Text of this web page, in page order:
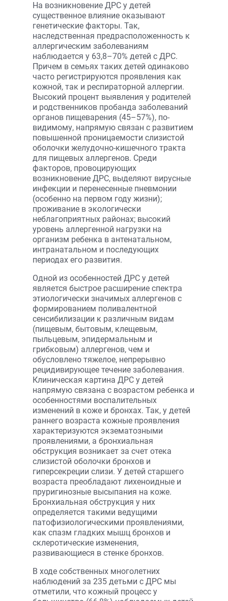
На возникновение ДРС у детей
существенное влияние оказывают
генетические факторы. Так,
наследственная предрасположенность к
аллергическим заболеваниям
наблюдается у 63,8–70% детей с ДРС.
Причем в семьях таких детей одинаково
часто регистрируются проявления как
кожной, так и респираторной аллергии.
Высокий процент выявления у родителей
и родственников пробанда заболеваний
органов пищеварения (45–57%), по-
видимому, напрямую связан с развитием
повышенной проницаемости слизистой
оболочки желудочно-кишечного тракта
для пищевых аллергенов. Среди
факторов, провоцирующих
возникновение ДРС, выделяют вирусные
инфекции и перенесенные пневмонии
(особенно на первом году жизни);
проживание в экологически
неблагоприятных районах; высокий
уровень аллергенной нагрузки на
организм ребенка в антенатальном,
интранатальном и последующих
периодах его развития.
Одной из особенностей ДРС у детей
является быстрое расширение спектра
этиологически значимых аллергенов с
формированием поливалентной
сенсибилизации к различным видам
(пищевым, бытовым, клещевым,
пыльцевым, эпидермальным и
грибковым) аллергенов, чем и
обусловлено тяжелое, непрерывно
рецидивирующее течение заболевания.
Клиническая картина ДРС у детей
напрямую связана с возрастом ребенка и
особенностями воспалительных
изменений в коже и бронхах. Так, у детей
раннего возраста кожные проявления
характеризуются экзематозными
проявлениями, а бронхиальная
обструкция возникает за счет отека
слизистой оболочки бронхов и
гиперсекреции слизи. У детей старшего
возраста преобладают лихеноидные и
пруригинозные высыпания на коже.
Бронхиальная обструкция у них
определяется такими ведущими
патофизиологическими проявлениями,
как спазм гладких мышц бронхов и
склеротические изменения,
развивающиеся в стенке бронхов.
В ходе собственных многолетних
наблюдений за 235 детьми с ДРС мы
отметили, что кожный процесс у